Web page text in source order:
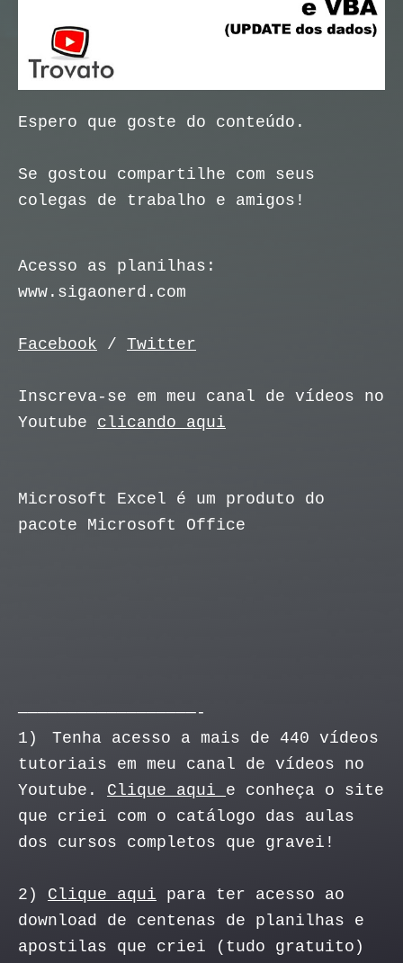
Espero que goste do conteúdo.
Se gostou compartilhe com seus
colegas de trabalho e amigos!
Acesso as planilhas:
www.sigaonerd.com
Facebook / Twitter
Inscreva-se em meu canal de vídeos no
Youtube clicando aqui
Microsoft Excel é um produto do
pacote Microsoft Office
——————————————————-
1)
Tenha acesso a mais de 440 vídeos
tutoriais em meu canal de vídeos no
Youtube. Clique aqui e conheça o site
que criei com o catálogo das aulas
dos cursos completos que gravei!
2) Clique aqui para ter acesso ao
download de centenas de planilhas e
apostilas que criei (tudo gratuito)